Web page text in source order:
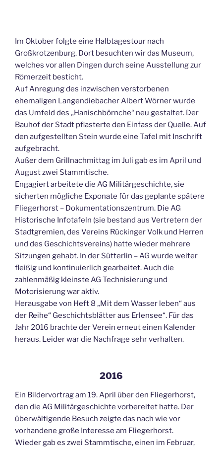
Im Oktober folgte eine Halbtagestour nach
Großkrotzenburg. Dort besuchten wir das Museum,
welches vor allen Dingen durch seine Ausstellung zur
Römerzeit besticht.
Auf Anregung des inzwischen verstorbenen
ehemaligen Langendiebacher Albert Wörner wurde
das Umfeld des „Hanischbörnche“ neu gestaltet. Der
Bauhof der Stadt pflasterte den Einfass der Quelle. Auf
den aufgestellten Stein wurde eine Tafel mit Inschrift
aufgebracht.
Außer dem Grillnachmittag im Juli gab es im April und
August zwei Stammtische.
Engagiert arbeitete die AG Militärgeschichte, sie
sicherten mögliche Exponate für das geplante spätere
Fliegerhorst – Dokumentationszentrum. Die AG
Historische Infotafeln (sie bestand aus Vertretern der
Stadtgremien, des Vereins Rückinger Volk und Herren
und des Geschichtsvereins) hatte wieder mehrere
Sitzungen gehabt. In der Sütterlin – AG wurde weiter
fleißig und kontinuierlich gearbeitet. Auch die
zahlenmäßig kleinste AG Technisierung und
Motorisierung war aktiv.
Herausgabe von Heft 8 „Mit dem Wasser leben“ aus
der Reihe“ Geschichtsblätter aus Erlensee“. Für das
Jahr 2016 brachte der Verein erneut einen Kalender
heraus. Leider war die Nachfrage sehr verhalten.
2016
Ein Bildervortrag am 19. April über den Fliegerhorst,
den die AG Militärgeschichte vorbereitet hatte. Der
überwältigende Besuch zeigte das nach wie vor
vorhandene große Interesse am Fliegerhorst.
Wieder gab es zwei Stammtische, einen im Februar,